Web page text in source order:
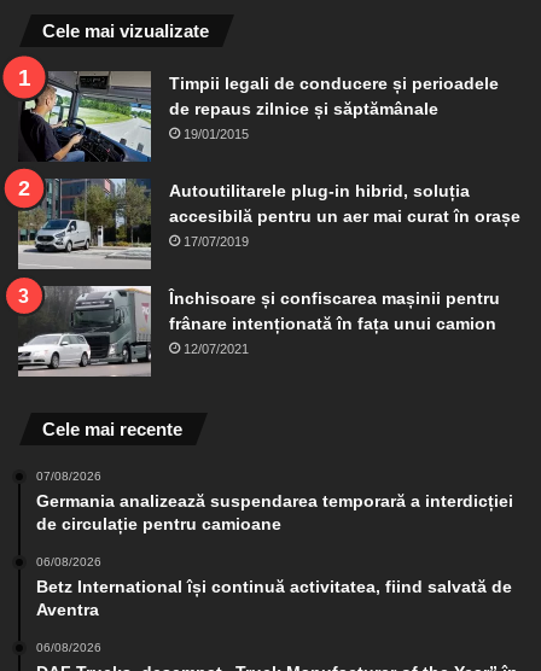
Cele mai vizualizate
Timpii legali de conducere și perioadele
de repaus zilnice și săptămânale
19/01/2015
Autoutilitarele plug-in hibrid, soluția
accesibilă pentru un aer mai curat în orașe
17/07/2019
Închisoare și confiscarea mașinii pentru
frânare intenționată în fața unui camion
12/07/2021
Cele mai recente
07/08/2026
Germania analizează suspendarea temporară a interdicției
de circulație pentru camioane
06/08/2026
Betz International își continuă activitatea, fiind salvată de
Aventra
06/08/2026